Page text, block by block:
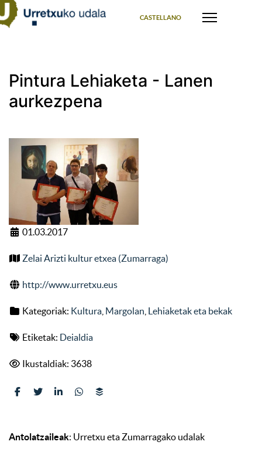
CASTELLANO
Pintura Lehiaketa - Lanen
aurkezpena
01.03.2017
Zelai Arizti kultur etxea (Zumarraga)
http://www.urretxu.eus
Kategoriak: Kultura Margolan Lehiaketak eta bekak
Etiketak: Deialdia
Ikustaldiak: 3638
Antolatzaileak: Urretxu eta Zumarragako udalak